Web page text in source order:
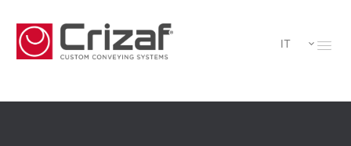
IT